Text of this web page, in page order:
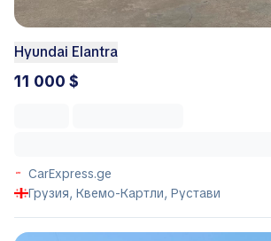
Hyundai Elantra
11 000 $
CarExpress.ge
Грузия, Квемо-Картли, Рустави